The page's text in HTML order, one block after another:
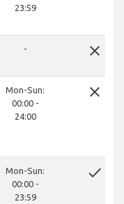
23:59
- close
Mon-Sun:
00:00 -
24:00
close
Mon-Sun:
00:00 -
23:59
done